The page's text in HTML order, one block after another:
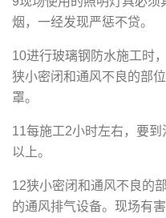
烟，一经发现严惩不贷。
10进行玻璃钢防水施工时
狭小密闭和通风不良的部
罩。
11每施工2小时左右，要
以上。
12狭小密闭和通风不良的
的通风排气设备。现场有